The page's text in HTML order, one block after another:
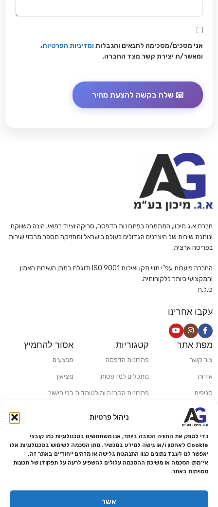
ניהול פרטיות
כדי לספק את החוויה הטובה ביותר, אנו משתמשים בטכנולוגיות כמו קובצי
Cookie לאחסון ו/או גישה למידע במכשיר. מתן הסכמה לשימוש בטכנולוגיות אלו
יאפשר לנו לעבד נתונים כגון התנהגות גלישה או מזהים ייחודיים באתר זה.
אי־מתן הסכמה או משיכת ההסכמה עלולים להשפיע לרעה על תפקודן של תכונות
מסוימות באתר.
אשר
אני מסכים/מסכימה לתנאים והגבלות ומדיניות הפרטיות,
ומאשר/ת יצירת קשר מצד החברה.
חברת א.ג מיכון, המתמחה בפתרונות הדפסה, סריקה וציוד רפואי, הינה משווקת
ונותנת שירות של היצרנים הגדולים בעולם בישראל ומחזיקה מספר מרכזי שירות
בפריסה ארצית.
החברה פועלות עפ"י תווי תקן ואיכות ISO 9001 ודוגלת במתן השירות האמין
והמקצועי ביותר ללקוחותיה.
ט.ל.ח
עקבו אחרינו
מפת אתר
צור קשר
אודות
סניפים
משלוחים ואיסוף עצמי
מדריכים ומאמרים
מותגים
מעבדת תיקונים
הצהרת נגישות
מדיניות פרטיות
קטגוריות
פתרונות הדפסה
מתכלים למדפסות
פתרונות הקרנה ומולטימדיה
פתרונות למגזר הרפואי
אסור להחמיץ
מבצעים
מציאון
כלי חישוב